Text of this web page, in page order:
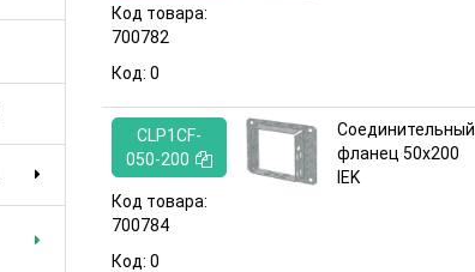
Код товара:
700782
Код: 0
CLP1CF-
050-200
Код товара:
700784
Код: 0
Соединительный
фланец 50х200
IEK